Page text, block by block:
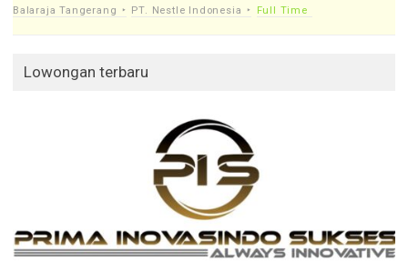
Balaraja Tangerang PT. Nestle Indonesia Full Time
Lowongan terbaru